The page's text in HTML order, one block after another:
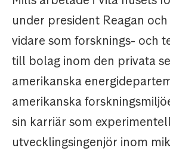
under president Reagan och
vidare som forsknings- och
till bolag inom den privata
amerikanska
amerikanska
sin karriär som
utvecklingsingenjör inom